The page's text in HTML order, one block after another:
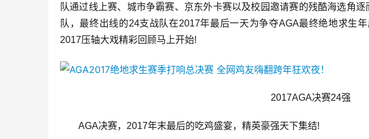
队通过线上赛、城市争霸赛、京东外卡赛以及校园邀请赛的残酷海选角逐
队，最终出线的24支战队在2017年最后一天为争夺AGA最终绝地求生
2017压轴大戏精彩回顾马上开始!
2017AGA决赛24强
AGA决赛，2017年末最后的吃鸡盛宴，精英豪强天下集结!